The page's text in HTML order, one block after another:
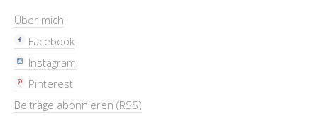
Über mich
Facebook
Instagram
Pinterest
Beiträge abonnieren (RSS)